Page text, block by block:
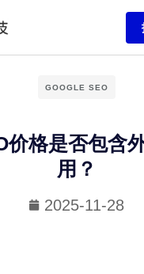
GOOGLE SEO
价格是否包含
用？
2025-11-28